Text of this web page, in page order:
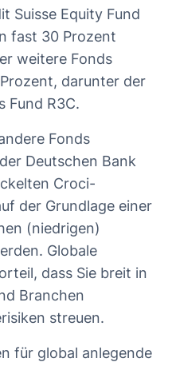
Suisse Equity Fund
fast 30 Prozent
weitere Fonds
darunter der
Fund R3C.
Fonds
Deutschen Bank
Croci-
der Grundlage einer
(niedrigen)
Globale
dass Sie breit in
Branchen
streuen.
für global anlegende